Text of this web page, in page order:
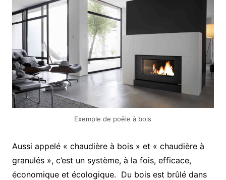
Exemple de poêle à bois
Aussi appelé « chaudière à bois » et « chaudière à
granulés », c’est un système, à la fois, efficace,
économique et écologique. Du bois est brûlé dans